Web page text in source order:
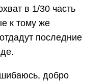
в 1/30 часть
к тому же
последние
добро